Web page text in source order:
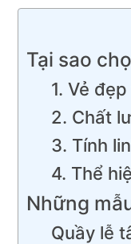
Tại sao
1. Vẻ
2. Chất
3. Tính
4. Thể
Những
Quầy lễ